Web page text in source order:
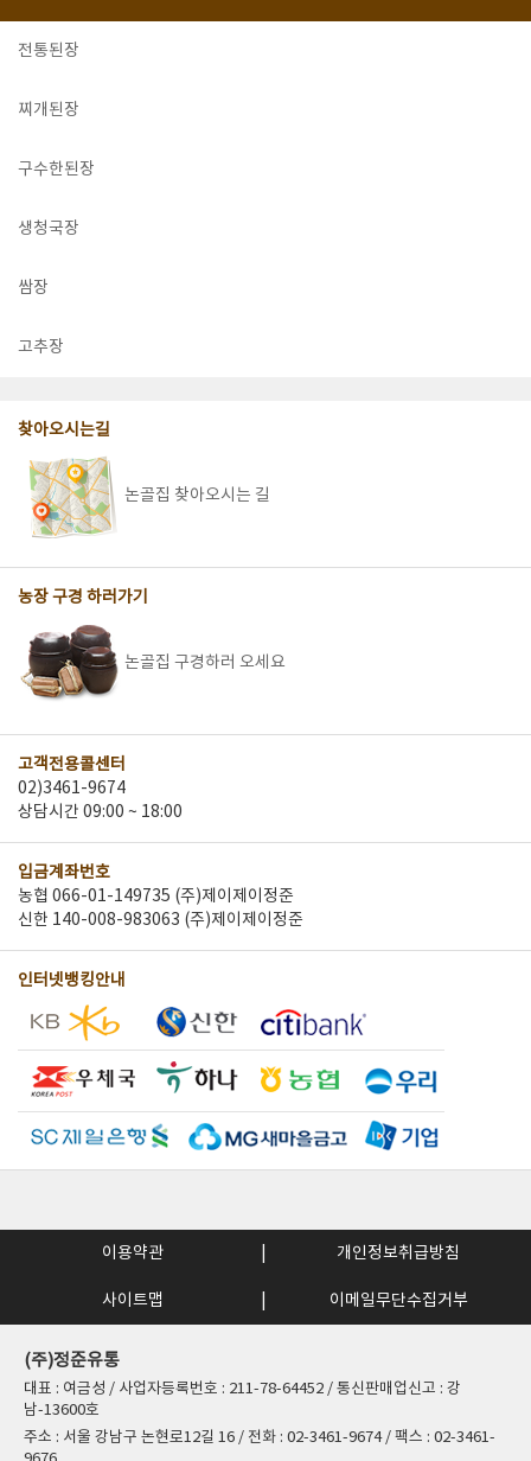
전통된장
찌개된장
구수한된장
생청국장
쌈장
고추장
찾아오시는길
논골집 찾아오시는 길
농장 구경 하러가기
논골집 구경하러 오세요
고객전용콜센터
02)3461-9674
상담시간 09:00 ~ 18:00
입금계좌번호
농협 066-01-149735 (주)제이제이정준
신한 140-008-983063 (주)제이제이정준
인터넷뱅킹안내
이용약관 개인정보취급방침
사이트맵 이메일무단수집거부
(주)정준유통
대표 : 여금성 / 사업자등록번호 : 211-78-64452 / 통신판매업신고 : 강
남-13600호
주소 : 서울 강남구 논현로12길 16 / 전화 : 02-3461-9674 / 팩스 : 02-3461-